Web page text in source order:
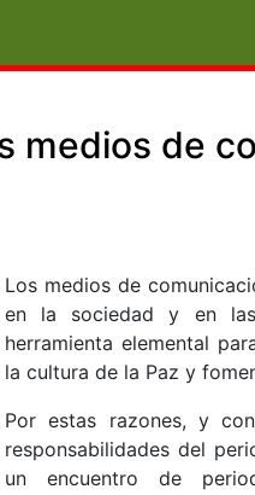
medios de
Los medios de
en la sociedad y en las
herramienta elemental
la cultura de la Paz y
Por estas razones, y
responsabilidades del
un encuentro de